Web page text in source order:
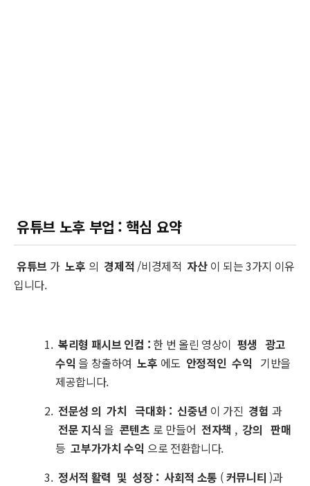
유튜브 노후 부업 : 핵심 요약
유튜브 가 노후 의 경제적 /비경제적 자산 이 되는 3가지 이유
입니다.
복리형 패시브 인컴 : 한 번 올린 영상이 평생 광고
수익 을 창출하여 노후 에도 안정적인 수익 기반을
제공합니다.
전문성 의 가치 극대화 : 신중년 이 가진 경험 과
전문 지식 을 콘텐츠 로 만들어 전자책 , 강의 판매
등 고부가가치 수익 으로 전환합니다.
정서적 활력 및 성장 : 사회적 소통 (커뮤니티 )과